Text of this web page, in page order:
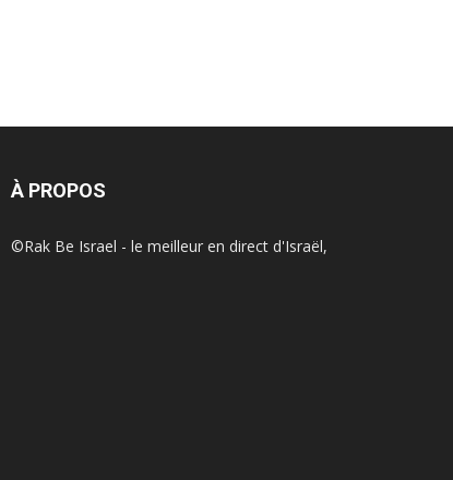
À PROPOS
©Rak Be Israel - le meilleur en direct d'Israël,